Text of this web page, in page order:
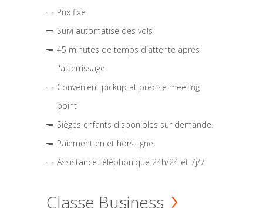
Prix fixe
Suivi automatisé des vols
45 minutes de temps d'attente après
l'atterrissage
Convenient pickup at precise meeting
point
Sièges enfants disponibles sur demande.
Paiement en et hors ligne
Assistance téléphonique 24h/24 et 7j/7
Classe Business